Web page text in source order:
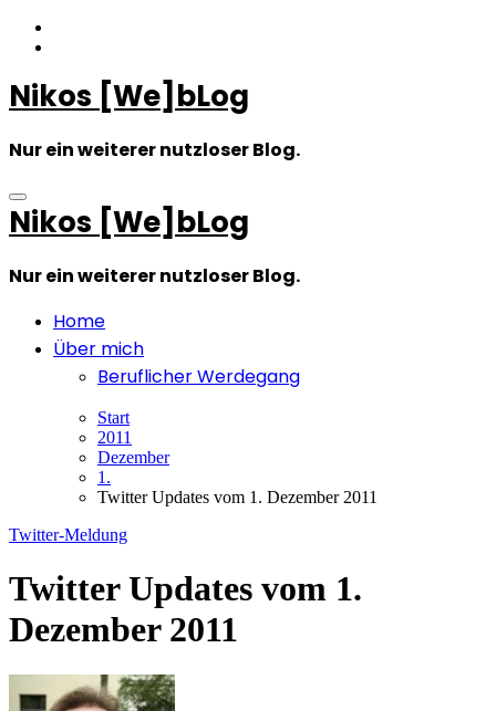
Zum
Inhalt
Nikos [We]bLog
Nur ein weiterer nutzloser Blog.
Nikos [We]bLog
Nur ein weiterer nutzloser Blog.
Home
Über mich
Beruflicher Werdegang
Start
2011
Dezember
1.
Twitter Updates vom 1. Dezember 2011
Twitter-Meldung
Twitter Updates vom 1.
Dezember 2011